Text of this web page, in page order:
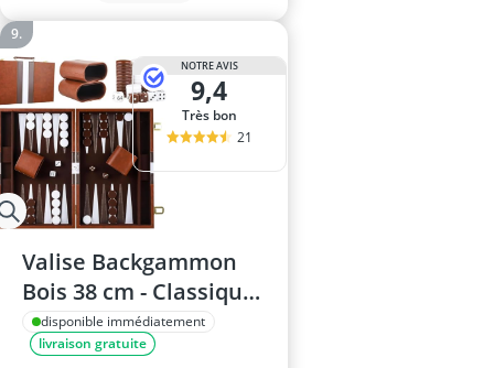
NOTRE AVIS
9,4
Très bon
21
Valise Backgammon
Bois 38 cm - Classique
avec étui et gobelet à
dés
disponible immédiatement
livraison gratuite